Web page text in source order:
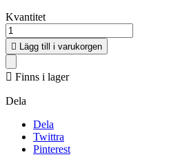
Kvantitet
 Lägg till i varukorgen
 Finns i lager
Dela
Dela
Twittra
Pinterest